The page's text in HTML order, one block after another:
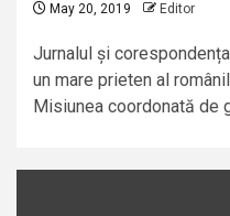
May 20, 2019 Editor
Jurnalul și
un mare prieten al
Misiunea coordonată de